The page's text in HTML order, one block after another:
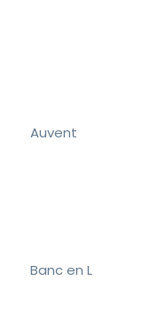
Auvent
Banc en L